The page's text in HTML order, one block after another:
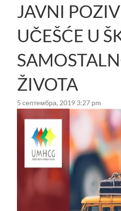
JAVNI
UČEŠĆE U
ŽIVOTA
5 септембра, 2019 3:27 pm